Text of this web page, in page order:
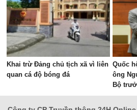
Khai trừ Đảng chủ tịch xã vì liên
quan cá độ bóng đá
Quốc
ông
Bộ